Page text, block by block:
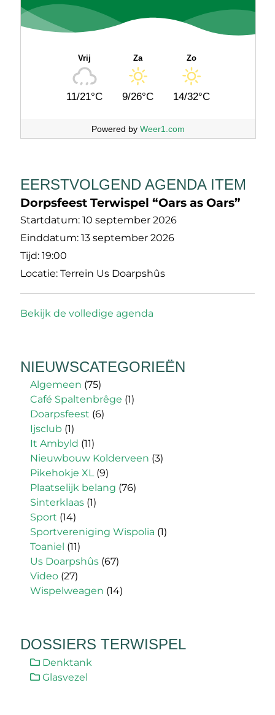
Vrij
11/21°C
Za
9/26°C
Zo
14/32°C
Powered by Weer1.com
EERSTVOLGEND AGENDA ITEM
Dorpsfeest Terwispel “Oars as Oars”
Startdatum: 10 september 2026
Einddatum: 13 september 2026
Tijd: 19:00
Locatie: Terrein Us Doarpshûs
Bekijk de volledige agenda
NIEUWSCATEGORIEËN
Algemeen (75)
Café Spaltenbrêge (1)
Doarpsfeest (6)
Ijsclub (1)
It Ambyld (11)
Nieuwbouw Kolderveen (3)
Pikehokje XL(9)
Plaatselijk belang (76)
Sinterklaas (1)
Sport (14)
Sportvereniging Wispolia (1)
Toaniel (11)
Us Doarpshûs (67)
Video (27)
Wispelweagen (14)
DOSSIERS TERWISPEL
Denktank
Glasvezel